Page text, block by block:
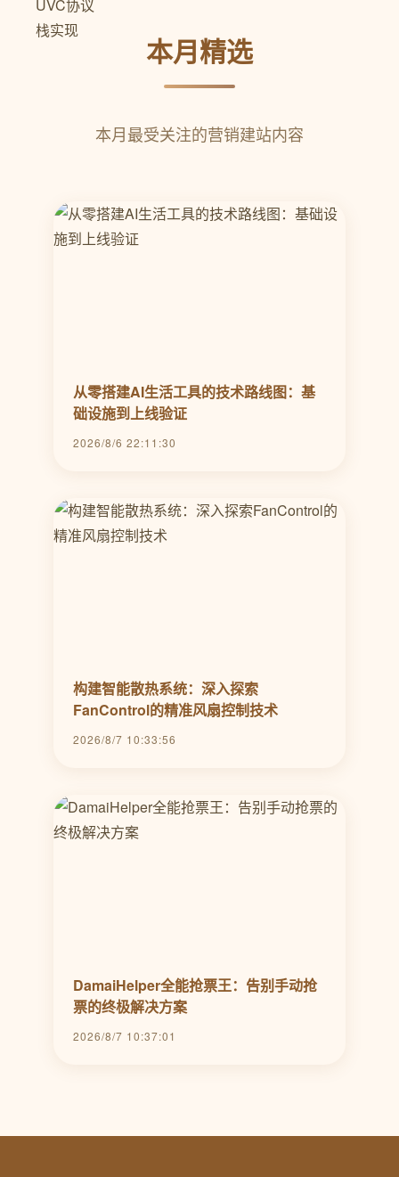
本月精选
本月最受关注的营销建站内容
从零搭建AI生活工具的技术路线图：基
础设施到上线验证
2026/8/6 22:11:30
构建智能散热系统：深入探索
FanControl的精准风扇控制技术
2026/8/7 10:33:56
DamaiHelper全能抢票王：告别手动抢
票的终极解决方案
2026/8/7 10:37:01